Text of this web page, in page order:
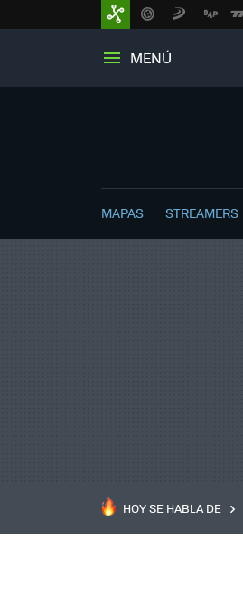
MENÚ
MAPAS STREAMERS
HOY SE HABLA DE